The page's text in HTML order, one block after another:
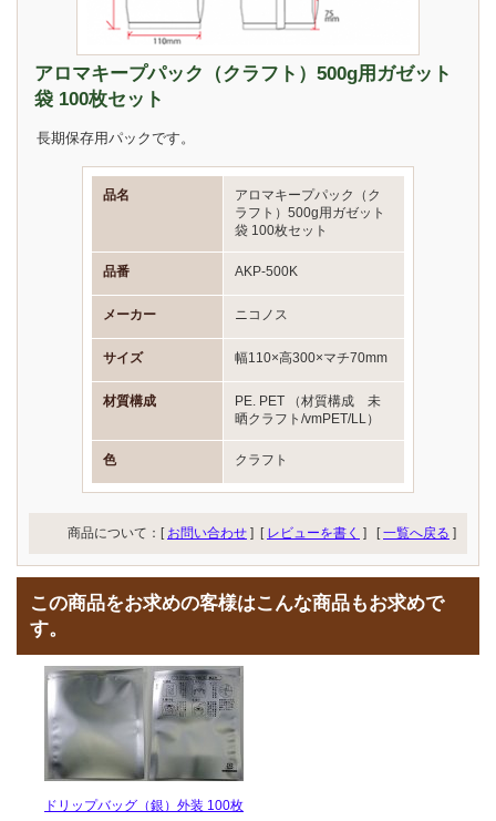
アロマキープパック（クラフト）500g用ガゼット
袋 100枚セット
長期保存用パックです。
品名
アロマキープパック（ク
ラフト）500g用ガゼット
袋 100枚セット
品番 AKP-500K
メーカー ニコノス
サイズ 幅110×高300×マチ70mm
材質構成
PE. PET （材質構成 未
晒クラフト/vmPET/LL）
色 クラフト
商品について：[ お問い合わせ ] [ レビューを書く ] [一覧へ戻る ]
この商品をお求めの客様はこんな商品もお求めで
す。
ドリップバッグ（銀）外装 100枚